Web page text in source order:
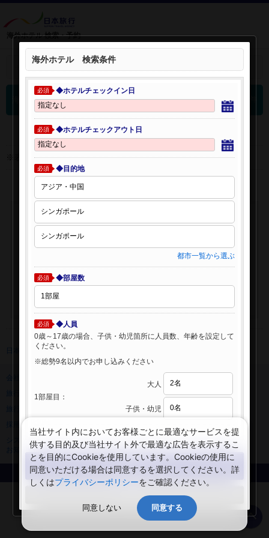
海外ホテル 検索・予約
検索条件を開く：
海外ホテル 検索結果
※表示金額はオンライン予約時の金額です。
日本旅行 トップ>
プライバシーポリシー
旅行業登録票・約款
ニュースリリース
採用情報
システムメンテナンスの
お知らせ
Copyright © NIPPON TRAVEL AGENCY Co.,LTD. All rights reserved.
海外ホテル 検索条件
必須 ◆ホテルチェックイン日
必須 ◆ホテルチェックアウト日
必須 ◆目的地
都市一覧から選ぶ
必須 ◆部屋数
必須
◆人員
0歳～17歳の場合、子供・幼児箇所に人員数、年齢を設定して
ください。
※総勢9名以内でお申し込みください
1部屋目：
大人
子供・幼児
検索する
閉じる
当社サイト内においてお客様ごとに最適なサービスを提
供する目的及び当社サイト外で最適な広告を表示するこ
とを目的にCookieを使用しています。Cookieの使用に
同意いただける場合は同意するを選択してください。詳
しくはプライバシーポリシーをご確認ください。
同意しない 同意する